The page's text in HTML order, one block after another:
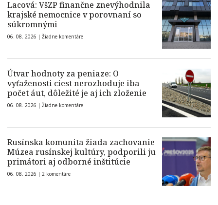
Lacová: VšZP finančne znevýhodnila
krajské nemocnice v porovnaní so
súkromnými
06. 08. 2026 | Žiadne komentáre
Útvar hodnoty za peniaze: O
vyťaženosti ciest nerozhoduje iba
počet áut, dôležité je aj ich zloženie
06. 08. 2026 | Žiadne komentáre
Rusínska komunita žiada zachovanie
Múzea rusínskej kultúry, podporili ju
primátori aj odborné inštitúcie
06. 08. 2026 | 2 komentáre